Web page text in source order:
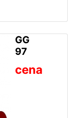
GG
97
cena